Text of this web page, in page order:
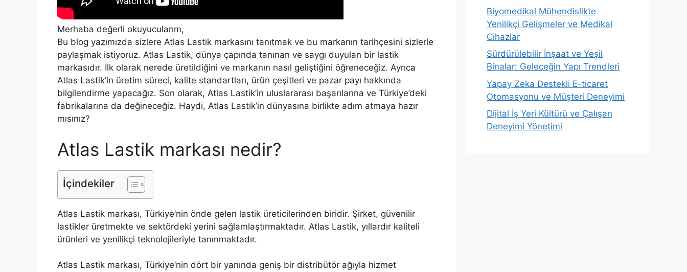
Merhaba değerli okuyucularım,
Bu blog yazımızda sizlere Atlas Lastik markasını tanıtmak ve bu markanın tarihçesini sizlerle
paylaşmak istiyoruz. Atlas Lastik, dünya çapında tanınan ve saygı duyulan bir lastik
markasıdır. İlk olarak nerede üretildiğini ve markanın nasıl geliştiğini öğreneceğiz. Ayrıca
Atlas Lastik’in üretim süreci, kalite standartları, ürün çeşitleri ve pazar payı hakkında
bilgilendirme yapacağız. Son olarak, Atlas Lastik’in uluslararası başarılarına ve Türkiye’deki
fabrikalarına da değineceğiz. Haydi, Atlas Lastik’in dünyasına birlikte adım atmaya hazır
mısınız?
Atlas Lastik markası nedir?
İçindekiler
Atlas Lastik markası, Türkiye’nin önde gelen lastik üreticilerinden biridir. Şirket, güvenilir
lastikler üretmekte ve sektördeki yerini sağlamlaştırmaktadır. Atlas Lastik, yıllardır kaliteli
ürünleri ve yenilikçi teknolojileriyle tanınmaktadır.
Atlas Lastik markası, Türkiye’nin dört bir yanında geniş bir distribütör ağıyla hizmet
Biyomedikal Mühendislikte
Yenilikçi Gelişmeler ve Medikal
Cihazlar
Sürdürülebilir İnşaat ve Yeşil
Binalar: Geleceğin Yapı Trendleri
Yapay Zeka Destekli E-ticaret
Otomasyonu ve Müşteri Deneyimi
Dijital İş Yeri Kültürü ve Çalışan
Deneyimi Yönetimi